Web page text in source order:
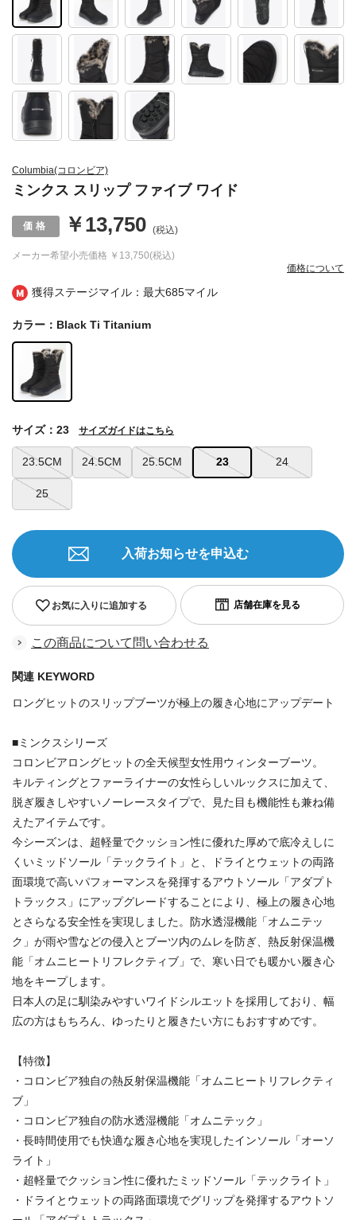
獲得ステージマイル：最大685マイル
Columbia(コロンビア)
ミンクス スリップ ファイブ ワイド
メーカー希望小売価格 ￥13,750(税込)
￥13,750 (税込)
価格について
カラー：Black Ti Titanium
23.5CM 24.5CM 25.5CM 23 24
25
サイズ：23 サイズガイドはこちら
お気に入りに追加する
入荷お知らせを申込む
この商品について問い合わせる
関連 KEYWORD
ロングヒットのスリップブーツが極上の履き心地にアップデート
■ミンクスシリーズ
コロンビアロングヒットの全天候型女性用ウィンターブーツ。
キルティングとファーライナーの女性らしいルックスに加えて、
脱ぎ履きしやすいノーレースタイプで、見た目も機能性も兼ね備
えたアイテムです。
今シーズンは、超軽量でクッション性に優れた厚めで底冷えしに
くいミッドソール「テックライト」と、ドライとウェットの両路
面環境で高いパフォーマンスを発揮するアウトソール「アダプト
トラックス」にアップグレードすることにより、極上の履き心地
とさらなる安全性を実現しました。防水透湿機能「オムニテッ
ク」が雨や雪などの侵入とブーツ内のムレを防ぎ、熱反射保温機
能「オムニヒートリフレクティブ」で、寒い日でも暖かい履き心
地をキープします。
日本人の足に馴染みやすいワイドシルエットを採用しており、幅
広の方はもちろん、ゆったりと履きたい方にもおすすめです。
【特徴】
・コロンビア独自の熱反射保温機能「オムニヒートリフレクティ
ブ」
・コロンビア独自の防水透湿機能「オムニテック」
・長時間使用でも快適な履き心地を実現したインソール「オーソ
ライト」
・超軽量でクッション性に優れたミッドソール「テックライト」
・ドライとウェットの両路面環境でグリップを発揮するアウトソ